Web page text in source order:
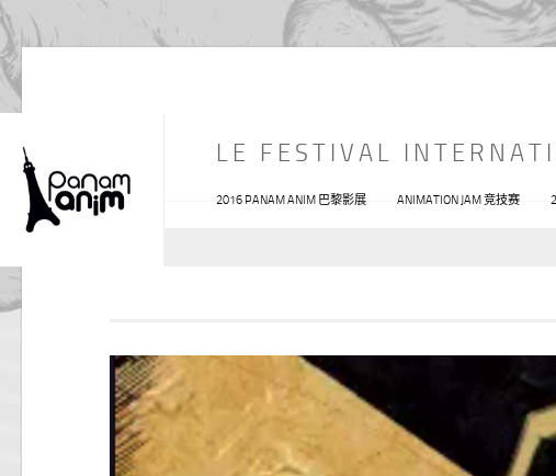
LE FESTIVAL
2016 PANAM ANIM 巴黎影展 ANIMATION JAM 竞技赛